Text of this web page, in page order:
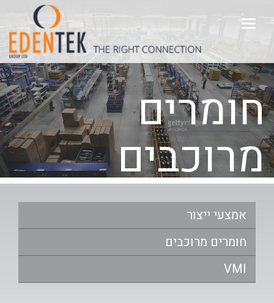
לתוכןToggle
navigation
חומרים
מרוכבים
אמצעי ייצור
חומרים מרוכבים
VMI